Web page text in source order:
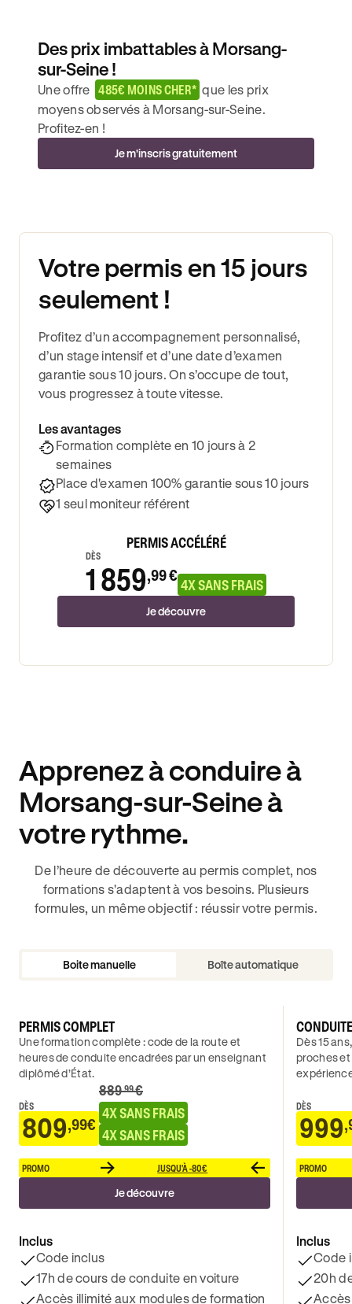
Des prix imbattables à Morsang-
sur-Seine !
Une offre 485€ MOINS CHER* que les prix
moyens observés à Morsang-sur-Seine.
Profitez-en !
Je m'inscris gratuitement
Votre permis en 15 jours
seulement !
Profitez d’un accompagnement personnalisé,
d’un stage intensif et d’une date d’examen
garantie sous 10 jours. On s’occupe de tout,
vous progressez à toute vitesse.
Les avantages
Formation complète en 10 jours à 2
semaines
Place d'examen 100% garantie sous 10 jours
1 seul moniteur référent
PERMIS ACCÉLÉRÉ
DÈS
1 859,99 €
4X SANS FRAIS
Je découvre
Apprenez à conduire à
Morsang-sur-Seine à
votre rythme.
De l’heure de découverte au permis complet, nos
formations s'adaptent à vos besoins. Plusieurs
formules, un même objectif : réussir votre permis.
Boite manuelle Boîte automatique
PERMIS COMPLET
Une formation complète : code de la route et
heures de conduite encadrées par un enseignant
diplômé d’État.
DÈS
809,99€
889.99€
4X SANS FRAIS
4X SANS FRAIS
PROMO JUSQU'À -80€
Je découvre
Inclus
Code inclus
17h de cours de conduite en voiture
Accès illimité aux modules de formation
Dès 15
proches
DÈS
999
PROMO
Inclus
Code
20h